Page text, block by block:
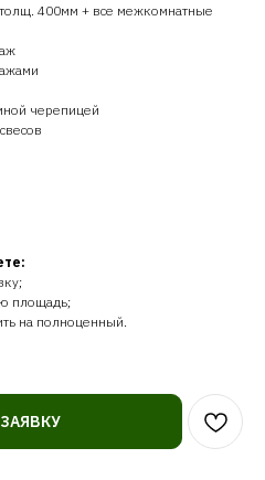
400мм + все межкомнатные
черепицей
площадь;
на полноценный.